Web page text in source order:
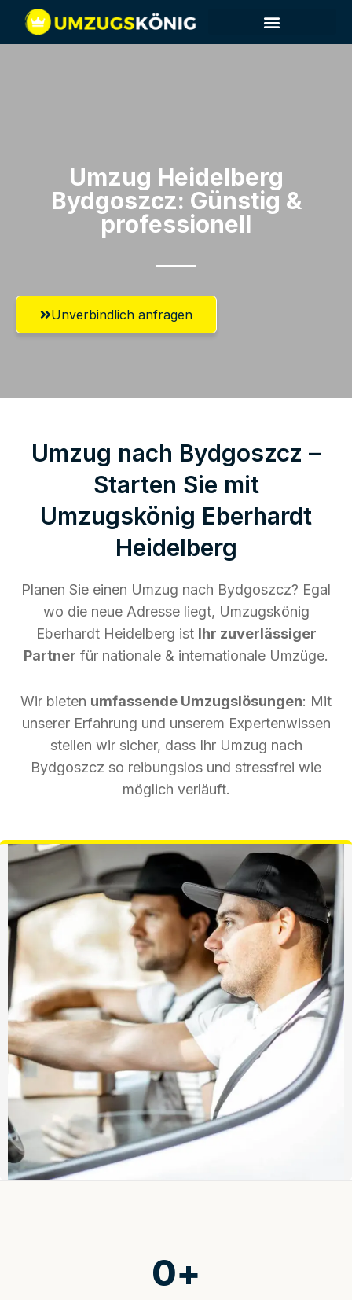
Umzug Heidelberg​
Bydgoszcz: Günstig &
professionell​
Unverbindlich anfragen
Umzug nach Bydgoszcz –
Starten Sie mit
Umzugskönig Eberhardt
Heidelberg
Planen Sie einen Umzug nach Bydgoszcz? Egal
wo die neue Adresse liegt, Umzugskönig
Eberhardt Heidelberg ist Ihr zuverlässiger
Partner für nationale & internationale Umzüge.
Wir bieten umfassende Umzugslösungen: Mit
unserer Erfahrung und unserem Expertenwissen
stellen wir sicher, dass Ihr Umzug nach
Bydgoszcz so reibungslos und stressfrei wie
möglich verläuft.
0+